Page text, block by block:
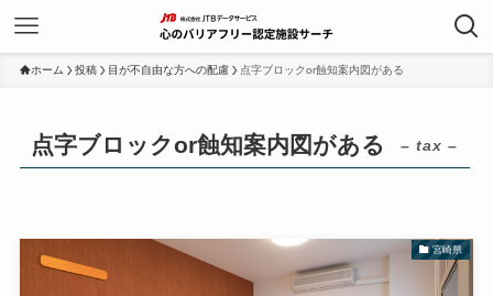
ホーム 投稿 目が不自由な方への配慮 点字ブロックor蝕知案内図がある
点字ブロックor蝕知案内図がある – tax –
宮崎県